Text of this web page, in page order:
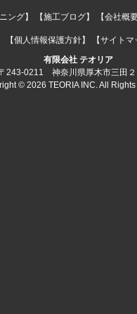
ング】 【施工ブログ】 【会社概要
【個人情報保護方針】 【サイトマ
有限会社 テオリア
243-0211 神奈川県厚木市三田２
© 2026 TEORIA INC. All